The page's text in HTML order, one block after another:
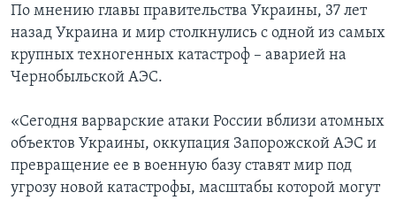
По мнению главы правительства Украины, 37 лет
назад Украина и мир столкнулись с одной из самых
крупных техногенных катастроф – аварией на
Чернобыльской АЭС.
«Сегодня варварские атаки России вблизи атомных
объектов Украины, оккупация Запорожской АЭС и
превращение ее в военную базу ставят мир под
угрозу новой катастрофы, масштабы которой могут